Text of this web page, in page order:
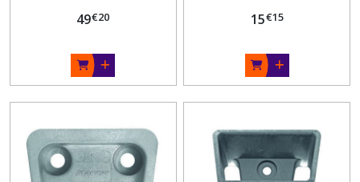
49€20 15€15
OMC/JOHNSON/EVINRUDE
(20)